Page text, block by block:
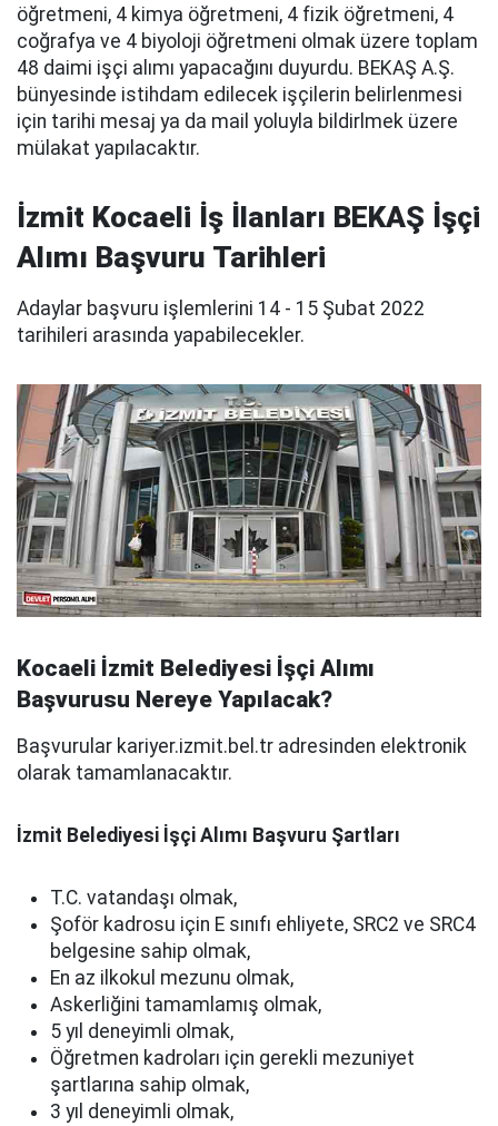
öğretmeni, 4 kimya öğretmeni, 4 fizik öğretmeni, 4
coğrafya ve 4 biyoloji öğretmeni olmak üzere toplam
48 daimi işçi alımı yapacağını duyurdu. BEKAŞ A.Ş.
bünyesinde istihdam edilecek işçilerin belirlenmesi
için tarihi mesaj ya da mail yoluyla bildirlmek üzere
mülakat yapılacaktır.
İzmit Kocaeli İş İlanları BEKAŞ İşçi
Alımı Başvuru Tarihleri
Adaylar başvuru işlemlerini 14 - 15 Şubat 2022
tarihileri arasında yapabilecekler.
Kocaeli İzmit Belediyesi İşçi Alımı
Başvurusu Nereye Yapılacak?
Başvurular kariyer.izmit.bel.tr adresinden elektronik
olarak tamamlanacaktır.
İzmit Belediyesi İşçi Alımı Başvuru Şartları
T.C. vatandaşı olmak,
Şoför kadrosu için E sınıfı ehliyete, SRC2 ve SRC4
belgesine sahip olmak,
En az ilkokul mezunu olmak,
Askerliğini tamamlamış olmak,
5 yıl deneyimli olmak,
Öğretmen kadroları için gerekli mezuniyet
şartlarına sahip olmak,
3 yıl deneyimli olmak,